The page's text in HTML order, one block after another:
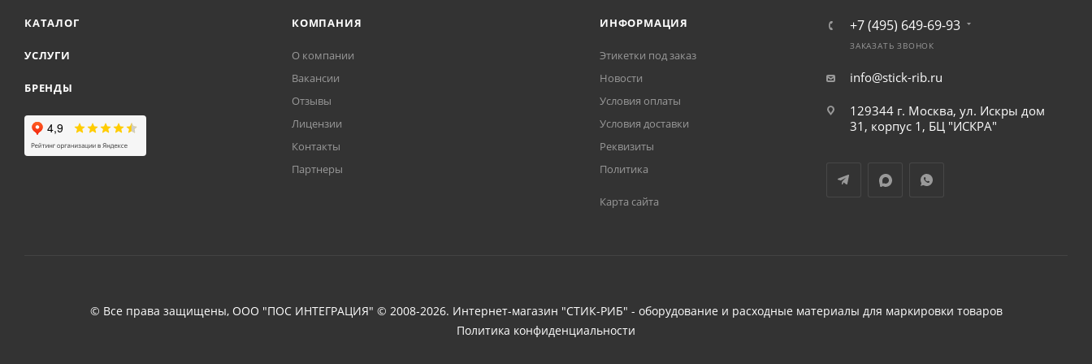
КАТАЛОГ
УСЛУГИ
БРЕНДЫ
КОМПАНИЯ
О компании
Вакансии
Отзывы
Лицензии
Контакты
Партнеры
ИНФОРМАЦИЯ
Этикетки под заказ
Новости
Условия оплаты
Условия доставки
Реквизиты
Политика
Карта сайта
+7 (495) 649-69-93
ЗАКАЗАТЬ ЗВОНОК
info@stick-rib.ru
129344 г. Москва, ул. Искры дом
31, корпус 1, БЦ "ИСКРА"
© Все права защищены, ООО "ПОС ИНТЕГРАЦИЯ" © 2008-2026. Интернет-магазин "СТИК-РИБ" - оборудование и расходные материалы для маркировки товаров
Политика конфиденциальности